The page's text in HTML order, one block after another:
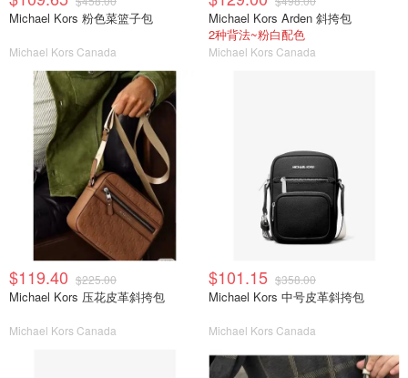
Michael Kors 粉色菜篮子包
Michael Kors Canada
Michael Kors Arden 斜挎包
2种背法~粉白配色
Michael Kors Canada
$119.40 $225.00
Michael Kors 压花皮革斜挎包
Michael Kors Canada
$101.15 $358.00
Michael Kors 中号皮革斜挎包
Michael Kors Canada